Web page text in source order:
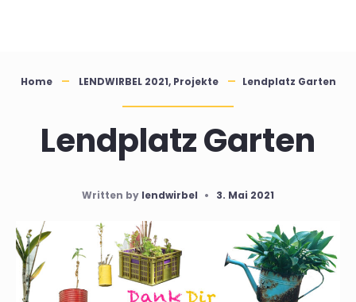
Home LENDWIRBEL 2021, Projekte Lendplatz Garten
Lendplatz Garten
Written by lendwirbel • 3. Mai 2021